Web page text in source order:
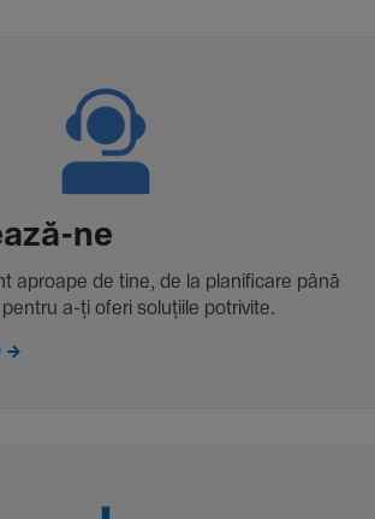
ne
aproape de tine, de la plani­fi­care până
a-ți oferi solu­țiile potri­vite.